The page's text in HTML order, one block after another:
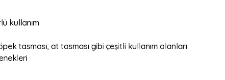
kullanım
tasması, at tasması gibi çeşitli kullanım alanları